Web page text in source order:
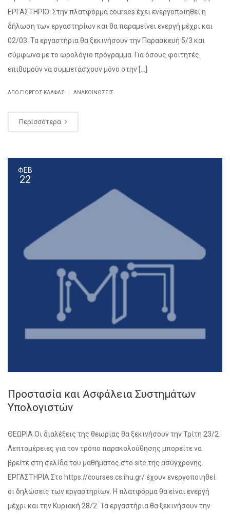
ΕΡΓΑΣΤΗΡΙΟ: Στην πλατφόρμα courses έχει ενεργοποιηθεί η
δήλωση των εργαστηρίων και θα παραμείνει ενεργή μέχρι και
02/03. Τα εργαστήρια θα ξεκινήσουν την Παρασκευή 5/3 και
σύμφωνα με το ωρολόγιο πρόγραμμα. Για όσους φοιτητές
επιθυμούν να συμμετάσχουν μόνο στην […]
ΑΠΌ ΓΙΏΡΓΟΣ ΚΆΛΦΑΣ ΑΝΑΚΟΙΝΏΣΕΙΣ
Περισσότερα
ΦΕΒ
22
Προστασία και Ασφάλεια Συστημάτων
Υπολογιστών
ΘΕΩΡΙΑ Οι διαλέξεις της θεωρίας θα ξεκινήσουν την Τρίτη 23/2.
Λεπτομέρειες για τον τρόπο παρακολούθησης μπορείτε να
βρείτε στη σελίδα του μαθήματος στο site της ασύγχρονης.
ΕΡΓΑΣΤΗΡΙΑ Στο https://courses.cs.ihu.gr/ έχουν ενεργοποιηθεί
οι δηλώσεις των εργαστηρίων. Η πλατφόρμα θα είναι ενεργή
μέχρι και την Κυριακή 28/2. Τα εργαστήρια θα ξεκινήσουν την